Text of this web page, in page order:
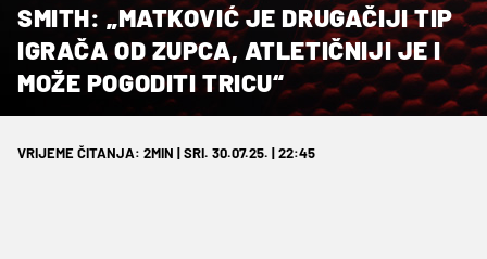
SMITH: „MATKOVIĆ JE DRUGAČIJI TIP
IGRAČA OD ZUPCA, ATLETIČNIJI JE I
MOŽE POGODITI TRICU“
VRIJEME ČITANJA: 2MIN | SRI. 30.07.25. | 22:45